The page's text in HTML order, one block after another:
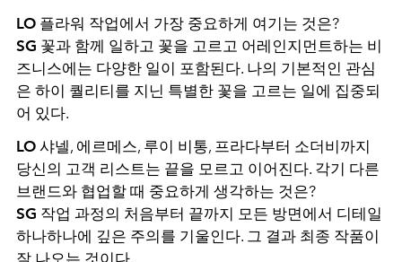
LO 플라워 작업에서 가장 중요하게 여기는 것은?
SG 꽃과 함께 일하고 꽃을 고르고 어레인지먼트하는 비
즈니스에는 다양한 일이 포함된다. 나의 기본적인 관심
은 하이 퀄리티를 지닌 특별한 꽃을 고르는 일에 집중되
어 있다.
LO 샤넬, 에르메스, 루이 비통, 프라다부터 소더비까지
당신의 고객 리스트는 끝을 모르고 이어진다. 각기 다른
브랜드와 협업할 때 중요하게 생각하는 것은?
SG 작업 과정의 처음부터 끝까지 모든 방면에서 디테일
하나하나에 깊은 주의를 기울인다. 그 결과 최종 작품이
잘 나오는 것이다.